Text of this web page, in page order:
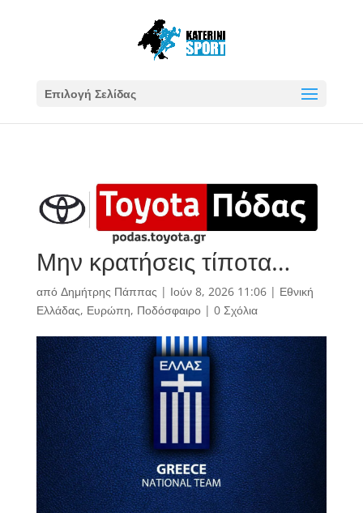
Επιλογή Σελίδας
Μην κρατήσεις τίποτα…
από Δημήτρης Πάππας | Ιούν 8, 2026 11:06| Εθνική
Ελλάδας, Ευρώπη, Ποδόσφαιρο| 0 Σχόλια